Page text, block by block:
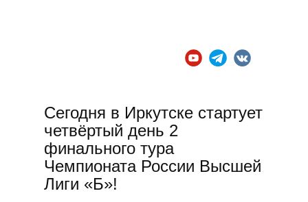
НОВОСТИ
Сегодня в Иркутске стартует
четвёртый день 2
финального тура
Чемпионата России Высшей
Лиги «Б»!